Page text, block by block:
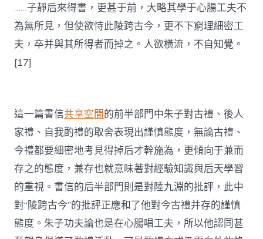
……子靜后來得書，更甚于前，大略其學于心腸工夫不
為無所見，但使欲恃此陵跨古今，更不下窮理細密工
夫，卒并與其所得者而掉之。人欲橫流，不自知覺。
[17]
這一篇書信共享空間的前半部門中朱子對古禮、後人
家禮、自我酌禮的取舍表現出謹慎態度，無論古禮、
今禮都要細密地考見得掉后才幹施為，更傾向于兼而
存之的態度，兼存也就意味著對經驗知識與后天學習
的重視。書信的后半部門則是對陸九淵的批評，此中
對“陵跨古今”的批評正應和了他對今古禮并存的謹慎
態度。朱子功夫論也是在心腸唱工夫，所以他認同甚